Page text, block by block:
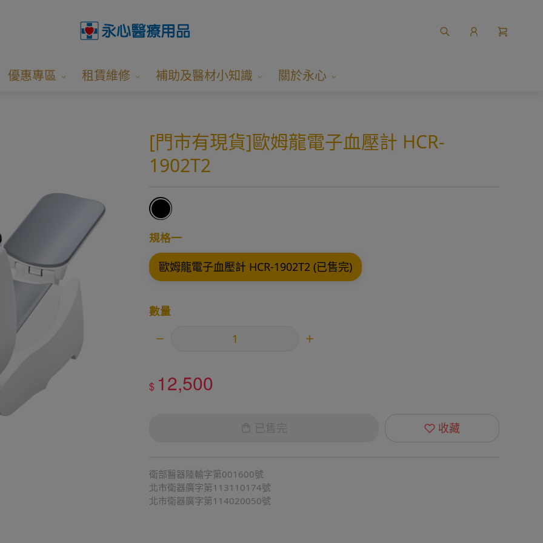
優惠專區 租賃維修 補助及醫材小知識 關於永心
[門市有現貨]歐姆龍電子血壓計 HCR-
1902T2
規格一
歐姆龍電子血壓計 HCR-1902T2 (已售完)
數量
$ 12,500
收藏
衛部醫器陸輸字第001600號
北市衛器廣字第113110174號
北市衛器廣字第114020050號